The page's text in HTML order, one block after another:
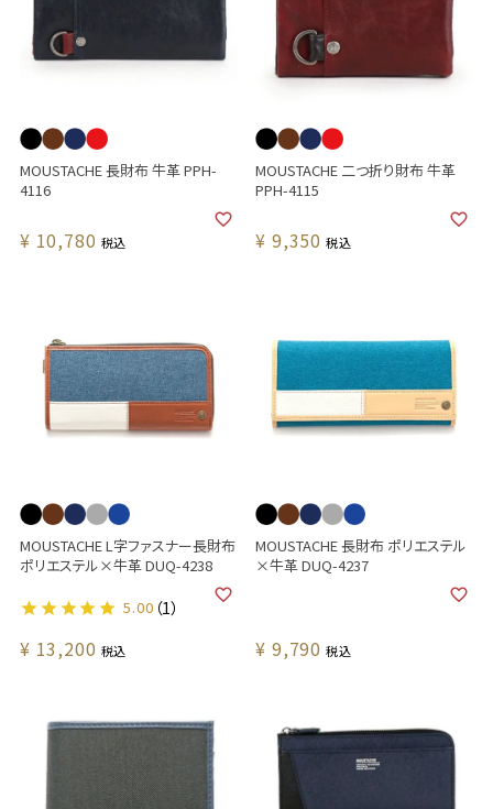
MOUSTACHE 長財布 牛革 PPH-
4116
¥ 10,780 税込
MOUSTACHE 二つ折り財布 牛革
PPH-4115
¥ 9,350 税込
MOUSTACHE L字ファスナー長財布
ポリエステル×牛革 DUQ-4238
¥ 13,200 税込
5.00 （1）
MOUSTACHE 長財布 ポリエステル
×牛革 DUQ-4237
¥ 9,790 税込